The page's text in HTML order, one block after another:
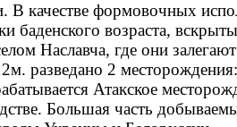
качестве формовочных
баденского возраста,
Наславча, где они
разведано 2
Атакское
Большая часть